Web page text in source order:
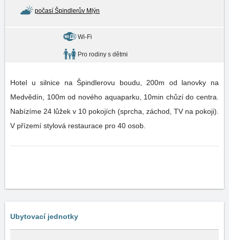
počasí Špindlerův Mlýn
Wi-Fi
Pro rodiny s dětmi
Hotel u silnice na Špindlerovu boudu, 200m od lanovky na
Medvědín, 100m od nového aquaparku, 10min chůzí do centra.
Nabízíme 24 lůžek v 10 pokojích (sprcha, záchod, TV na pokoji).
V přízemí stylová restaurace pro 40 osob.
Ubytovací jednotky